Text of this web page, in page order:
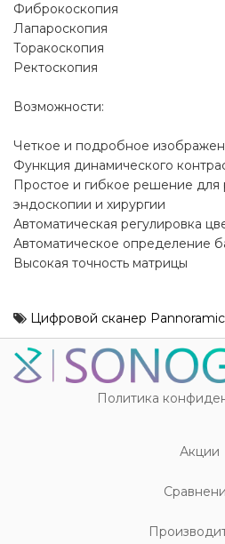
Фиброкоскопия
Лапароскопия
Торакоскопия
Ректоскопия
Возможности:
Четкое и подробное
Функция динамического
Простое и гибкое решение для
эндоскопии и хирургии
Автоматическая регулировка
Автоматическое определение
Высокая точность матрицы
Цифровой сканер Pannoramic
Политика
Акции